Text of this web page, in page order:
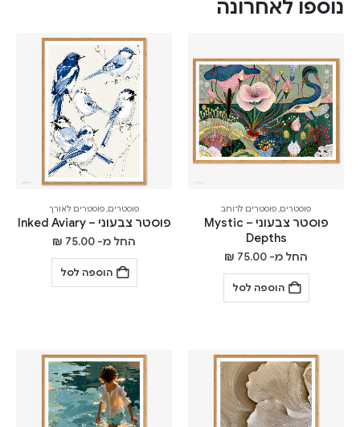
נוספו לאחרונה
פוסטרים,פוסטרים לרוחב
פוסטר צבעוני – Mystic
Depths
החל מ- ₪ 75.00
הוספה לסל
פוסטרים,פוסטרים לאורך
פוסטר צבעוני – Inked Aviary
החל מ- ₪ 75.00
הוספה לסל